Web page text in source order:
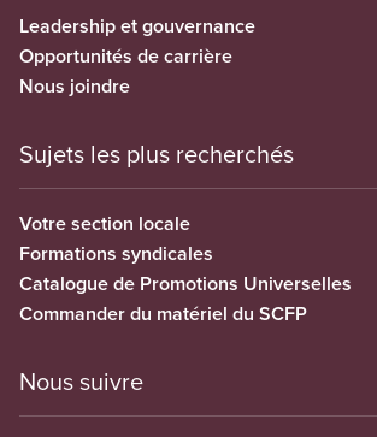
Leadership et gouvernance
Opportunités de carrière
Nous joindre
Sujets les plus recherchés
Votre section locale
Formations syndicales
Catalogue de Promotions Universelles
Commander du matériel du SCFP
Nous suivre